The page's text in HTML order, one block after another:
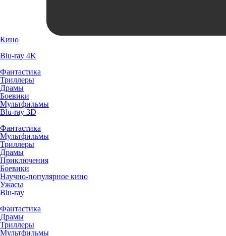
Кино
Blu-ray 4K
Фантастика
Триллеры
Драмы
Боевики
Мультфильмы
Blu-ray 3D
Фантастика
Мультфильмы
Триллеры
Драмы
Приключения
Боевики
Научно-популярное кино
Ужасы
Blu-ray
Фантастика
Драмы
Триллеры
Мультфильмы